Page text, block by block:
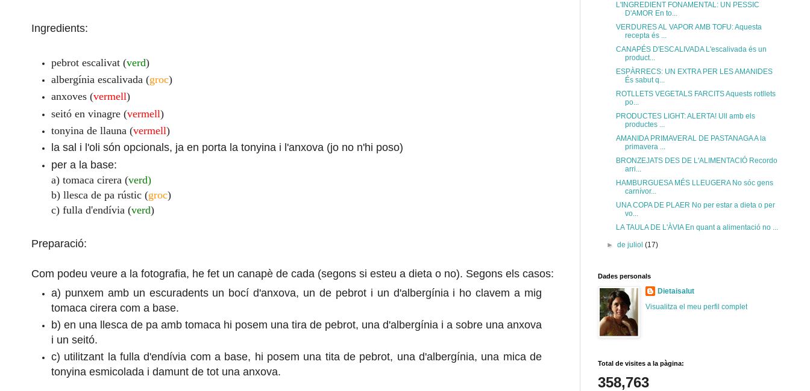
Ingredients:
pebrot escalivat (verd)
albergínia escalivada (groc)
anxoves (vermell)
seitó en vinagre (vermell)
tonyina de llauna (vermell)
la sal i l'oli són opcionals, ja en porta la tonyina i l'anxova (jo no n'hi poso)
per a la base:
a) tomaca cirera (verd)
b) llesca de pa rústic (groc)
c) fulla d'endívia (verd)
Preparació:
Com podeu veure a la fotografia, he fet un canapè de cada (segons si esteu a dieta o no). Segons els casos:
a) punxem amb un escuradents un bocí d'anxova, un de pebrot i un d'albergínia i ho clavem a mig
tomaca cirera com a base.
b) en una llesca de pa amb tomaca hi posem una tira de pebrot, una d'albergínia i a sobre una anxova
i un seitó.
c) utilitzant la fulla d'endívia com a base, hi posem una tita de pebrot, una d'albergínia, una mica de
tonyina esmicolada i damunt de tot una anxova.
L'INGREDIENT FONAMENTAL: UN PESSIC
D'AMOR En to...
VERDURES AL VAPOR AMB TOFU: Aquesta
recepta és ...
CANAPÉS D'ESCALIVADA L'escalivada és un
product...
ESPÀRRECS: UN EXTRA PER LES AMANIDES
És sabut q...
ROTLLETS VEGETALS FARCITS Aquests rotllets
po...
PRODUCTES LIGHT: ALERTA! Ull amb els
productes ...
AMANIDA PRIMAVERAL DE PASTANAGA A la
primavera ...
BRONZEJATS DES DE L'ALIMENTACIÓ Recordo
arri...
HAMBURGUESA MÉS LLEUGERA No sóc gens
carnívor...
UNA COPA DE PLAER No per estar a dieta o per
vo...
LA TAULA DE L'ÀVIA En quant a alimentació no ...
►de juliol(17)
Dades personals
Dietaisalut
Visualitza el meu perfil complet
Total de visites a la pàgina:
358,763